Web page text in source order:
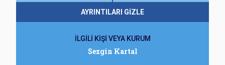
AYRINTILARI GİZLE
İLGİLİ KİŞİ VEYA KURUM
Sezgin Kartal